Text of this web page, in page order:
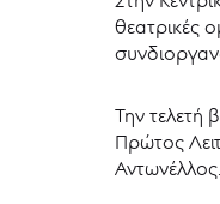
θεατρικές
Την τελετή
Πρώτος
Αντωνέλλος.